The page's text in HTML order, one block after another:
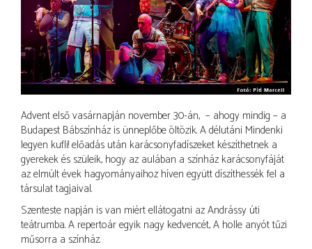
Advent első vasárnapján november 30-án, – ahogy mindig – a
Budapest Bábszínház is ünneplőbe öltözik. A délutáni Mindenki
legyen kufli! előadás után karácsonyfadíszeket készíthetnek a
gyerekek és szüleik, hogy az aulában a színház karácsonyfáját
az elmúlt évek hagyományaihoz híven együtt díszíthessék fel a
társulat tagjaival.
Szenteste napján is van miért ellátogatni az Andrássy úti
teátrumba. A repertoár egyik nagy kedvencét, A holle anyót tűzi
műsorra a színház.